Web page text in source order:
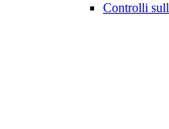
Controlli